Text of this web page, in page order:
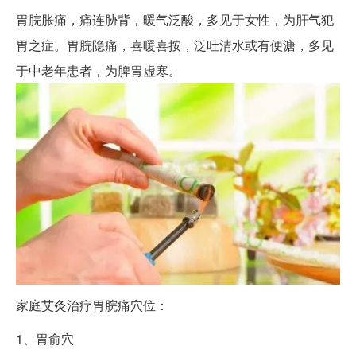
胃脘胀痛，痛连胁背，暖气泛酸，多见于女性，为肝气犯
胃之症。胃脘隐痛，喜暖喜按，泛吐清水或有便溏，多见
于中老年患者，为脾胃虚寒。
家庭艾灸治疗胃脘痛穴位：
1、胃俞穴